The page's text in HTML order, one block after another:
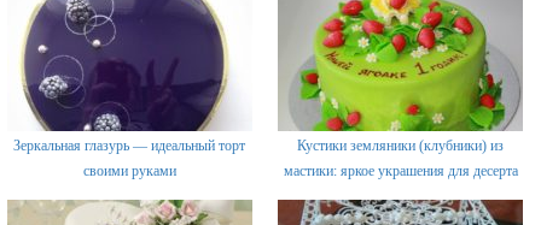
Зеркальная глазурь — идеальный торт
своими руками
Кустики земляники (клубники) из
мастики: яркое украшения для десерта